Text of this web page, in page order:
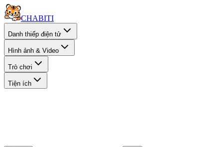
CHABITI
Danh thiếp điện tử
Hình ảnh & Video
Trò chơi
Tiện ích